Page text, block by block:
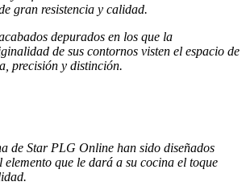
gran resistencia y calidad.
depurados en los que la
de sus contornos visten el espacio de
precisión y distinción.
de Star PLG Online han sido diseñados
que le dará a su cocina el toque